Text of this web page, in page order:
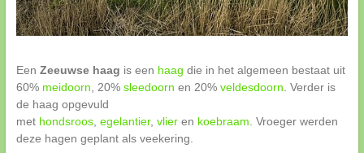
Een Zeeuwse haag is een haag die in het algemeen bestaat uit
60% meidoorn , 20% sleedoorn en 20% veldesdoorn . Verder is
de haag opgevuld
met hondsroos, egelantier, vlieren koebraam . Vroeger werden
deze hagen geplant als veekering.